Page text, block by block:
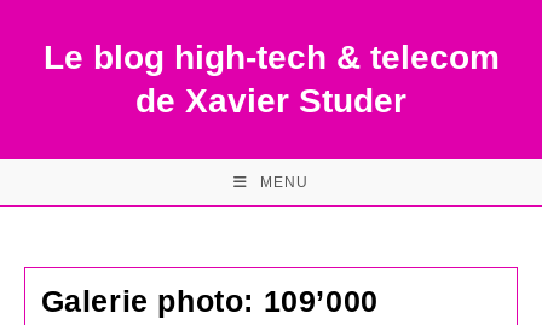
contentLe blog high-tech & telecom
de Xavier Studer
MENU
Galerie photo: 109’000